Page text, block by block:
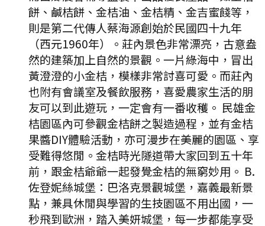
餅、鹹桔餅、金桔油、金桔精、金吉蜜餞等，
則是第二代傳人蔡海源創始於民國四十九年
（西元1960年）。莊內景色非常漂亮，古意盎
然的建築加上自然的景觀。一片綠海中，冒出
黃澄澄的小金桔，模樣非常討喜可愛。而莊內
也附有會議室及餐飲服務，喜愛農家生活的朋
友可以到此遊玩，一定會有一番收穫。 民雄金
桔園區內可參觀金桔餅之製造過程，並有金桔
果醬DIY體驗活動，亦可漫步在美麗的園區、享
受難得悠閒。金桔時光隧道帶大家回到五十年
前，跟金桔爺爺一起發覺金桔的無窮妙用。 B.
佐登妮絲城堡：巴洛克景觀城堡，嘉義最新景
點，兼具休閒與學習的生技園區不用出國，一
秒飛到歐洲，踏入美妍城堡，每一步都能享受